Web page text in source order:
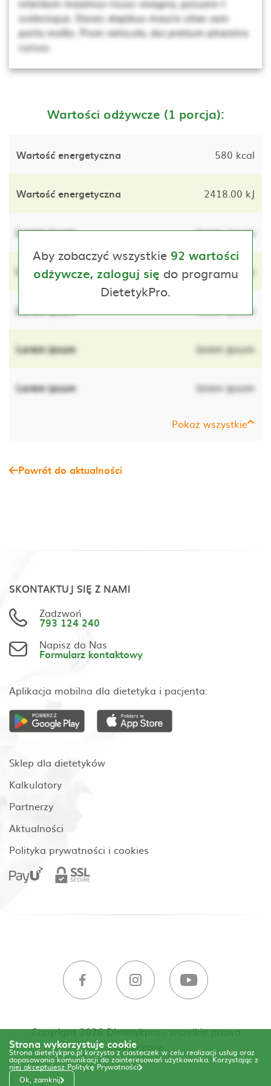
interdum maximus risusc vivagna, posuere t
scelerisque. Donec dapibus mauris vitae sem
porta mollis. Proin vehicula, dui pretium pharetra
cursus.
Wartości odżywcze (1 porcja):
Wartość energetyczna 580 kcal
Wartość energetyczna 2418.00 kJ
Lorem ipsum lorem ipsum
Lorem ipsum lorem ipsum
Lorem ipsum lorem ipsum
Lorem ipsum lorem ipsum
Lorem ipsum lorem ipsum
Pokaż wszystkie
Aby zobaczyć wszystkie 92 wartości
odżywcze, zaloguj się do programu
DietetykPro.
Powrót do aktualności
SKONTAKTUJ SIĘ Z NAMI
Zadzwoń
793 124 240
Napisz do Nas
Formularz kontaktowy
Aplikacja mobilna dla dietetyka i pacjenta:
Sklep dla dietetyków
Kalkulatory
Partnerzy
Aktualności
Polityka prywatności i cookies
Copyright 2026 Dietetykpro - wszelkie prawa
zastrzeżone
Strona wykorzystuje cookie
Strona dietetykpro.pl korzysta z ciasteczek w celu realizacji usług oraz
dopasowania komunikacji do zainteresowań użytkownika. Korzystając z
niej akceptujesz Politykę Prywatności
Ok, zamknij